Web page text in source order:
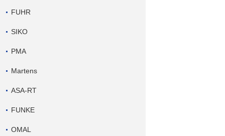
FUHR
SIKO
PMA
Martens
ASA-RT
FUNKE
OMAL